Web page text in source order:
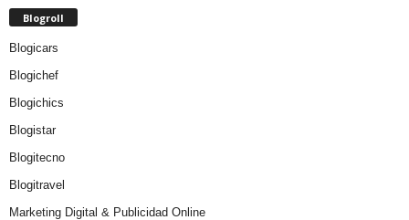
Blogroll
Blogicars
Blogichef
Blogichics
Blogistar
Blogitecno
Blogitravel
Marketing Digital & Publicidad Online